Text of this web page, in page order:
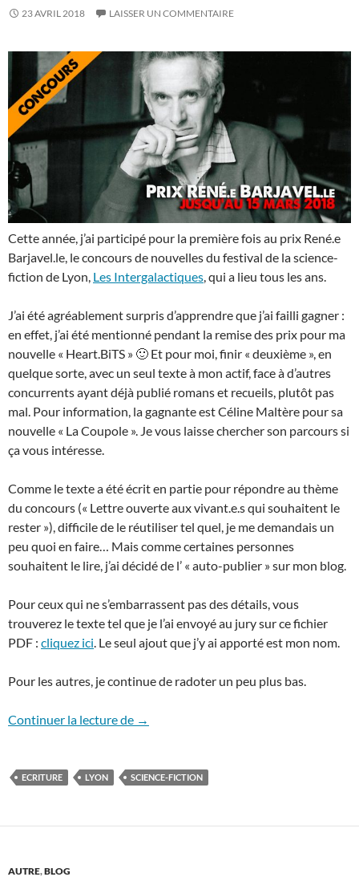
23 AVRIL 2018 LAISSER UN COMMENTAIRE
Cette année, j’ai participé pour la première fois au prix René.e
Barjavel.le, le concours de nouvelles du festival de la science-
fiction de Lyon, Les Intergalactiques, qui a lieu tous les ans.
J’ai été agréablement surpris d’apprendre que j’ai failli gagner :
en effet, j’ai été mentionné pendant la remise des prix pour ma
nouvelle « Heart.BiTS » 🙂 Et pour moi, finir « deuxième », en
quelque sorte, avec un seul texte à mon actif, face à d’autres
concurrents ayant déjà publié romans et recueils, plutôt pas
mal. Pour information, la gagnante est Céline Maltère pour sa
nouvelle « La Coupole ». Je vous laisse chercher son parcours si
ça vous intéresse.
Comme le texte a été écrit en partie pour répondre au thème
du concours (« Lettre ouverte aux vivant.e.s qui souhaitent le
rester »), difficile de le réutiliser tel quel, je me demandais un
peu quoi en faire… Mais comme certaines personnes
souhaitent le lire, j’ai décidé de l’ « auto-publier » sur mon blog.
Pour ceux qui ne s’embarrassent pas des détails, vous
trouverez le texte tel que je l’ai envoyé au jury sur ce fichier
PDF : cliquez ici. Le seul ajout que j’y ai apporté est mon nom.
Pour les autres, je continue de radoter un peu plus bas.
Continuer la lecture de Heart.BiTS
→
ECRITURE LYON SCIENCE-FICTION
AUTRE,BLOG